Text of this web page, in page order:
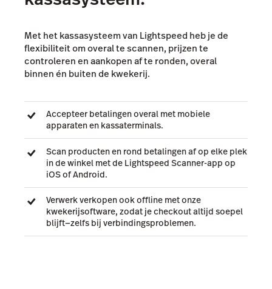
Met het kassasysteem van Lightspeed heb je de
flexibiliteit om overal te scannen, prijzen te
controleren en aankopen af te ronden, overal
binnen én buiten de kwekerij.
Accepteer betalingen overal met mobiele
apparaten en kassaterminals.
Scan producten en rond betalingen af op elke plek
in de winkel met de Lightspeed Scanner-app op
iOS of Android.
Verwerk verkopen ook offline met onze
kwekerijsoftware, zodat je checkout altijd soepel
blijft—zelfs bij verbindingsproblemen.